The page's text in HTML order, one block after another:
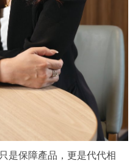
是保障產品，更是代代相